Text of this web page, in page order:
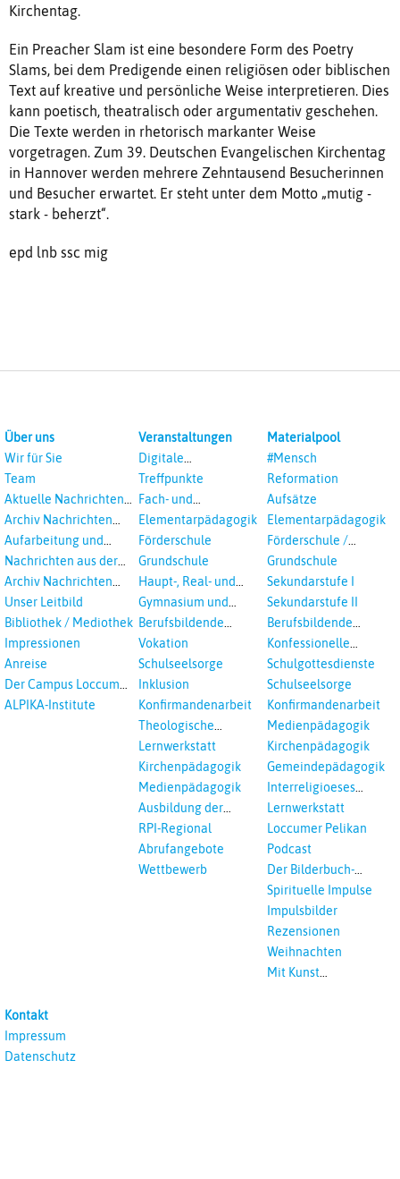
Kirchentag.
Ein Preacher Slam ist eine besondere Form des Poetry
Slams, bei dem Predigende einen religiösen oder biblischen
Text auf kreative und persönliche Weise interpretieren. Dies
kann poetisch, theatralisch oder argumentativ geschehen.
Die Texte werden in rhetorisch markanter Weise
vorgetragen. Zum 39. Deutschen Evangelischen Kirchentag
in Hannover werden mehrere Zehntausend Besucherinnen
und Besucher erwartet. Er steht unter dem Motto „mutig -
stark - beherzt“.
epd lnb ssc mig
Über uns
Wir für Sie
Team
Aktuelle Nachrichten
aus dem RPI
Archiv Nachrichten
aus dem RPI ab 2018
Aufarbeitung und
Prävention
Landeskirche und EKD
Nachrichten aus der
Landeskirche
Archiv Nachrichten
aus der Landeskirche
Unser Leitbild
Bibliothek / Mediothek
Impressionen
Anreise
Der Campus Loccum
und Loccumer
ALPIKA-Institute
Veranstaltungen
Digitale
Veranstaltungen
Treffpunkte
Fach- und
Studientagungen
Elementarpädagogik
Förderschule
Grundschule
Haupt-, Real- und
Oberschule
Gymnasium und
Gesamtschule
Berufsbildende
Schulen
Vokation
Schulseelsorge
Inklusion
Konfirmandenarbeit
Theologische
Fortbildungen,
Interreligöses Lernen
Lernwerkstatt
Kirchenpädagogik
Medienpädagogik
Ausbildung der
Vikar*innen
RPI-Regional
Abrufangebote
Wettbewerb
Materialpool
#Mensch
Reformation
Aufsätze
Elementarpädagogik
Förderschule /
Inklusion
Grundschule
Sekundarstufe I
Sekundarstufe II
Berufsbildende
Schulen
Konfessionelle
Kooperation
Schulgottesdienste
Schulseelsorge
Konfirmandenarbeit
Medienpädagogik
Kirchenpädagogik
Gemeindepädagogik
Interreligioeses
Lernen
Lernwerkstatt
Loccumer Pelikan
Podcast
Der Bilderbuch-
Podcast
Spirituelle Impulse
Impulsbilder
Rezensionen
Weihnachten
Mit Kunst
Kontakt
Impressum
Datenschutz